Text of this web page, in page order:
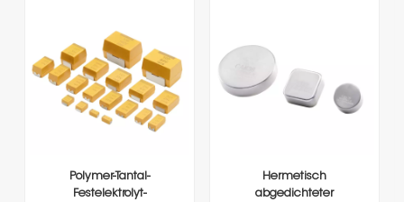
Polymer-Tantal-
Festelektrolyt-
Hermetisch
abgedichteter